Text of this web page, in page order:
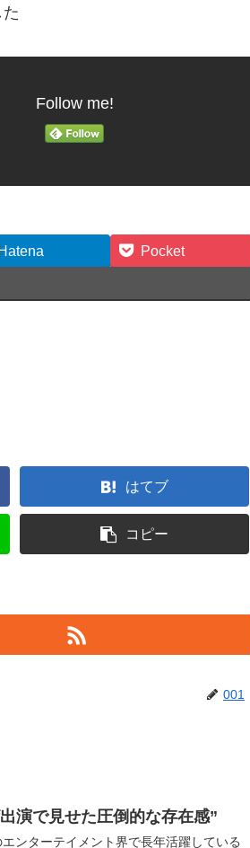
Follow me!
Pocket
はてブ
コピー
001
演で見せた圧倒的な存在感”
ンターテイメント界で長年活躍している